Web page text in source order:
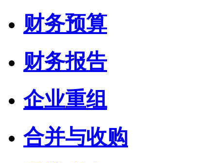
财务预算
财务报告
企业重组
合并与收购